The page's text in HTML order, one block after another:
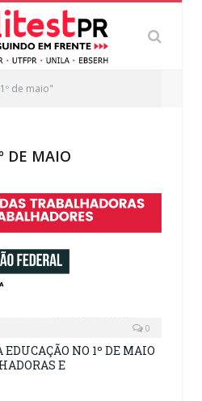
de maio"
DE MAIO
0
NO 1º DE MAIO
E